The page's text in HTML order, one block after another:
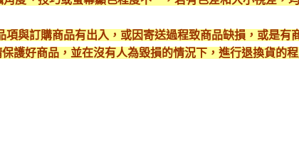
與訂購商品有出入，或因寄送過程致商品缺損，或是有
護好商品，並在沒有人為毀損的情況下，進行退換貨的程